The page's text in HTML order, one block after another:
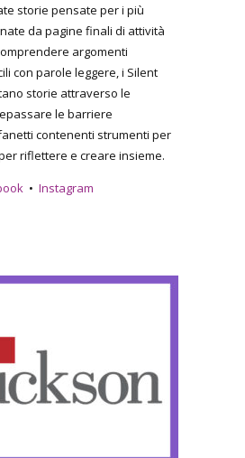
storie pensate per i più
da pagine finali di attività
argomenti
con parole leggere, i Silent
storie attraverso le
le barriere
contenenti strumenti per
riflettere e creare insieme.
• Instagram